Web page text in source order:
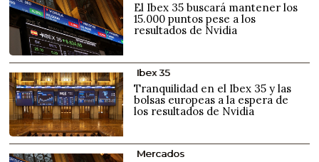
El Ibex 35 buscará mantener los
15.000 puntos pese a los
resultados de Nvidia
Ibex 35
Tranquilidad en el Ibex 35 y las
bolsas europeas a la espera de
los resultados de Nvidia
Mercados